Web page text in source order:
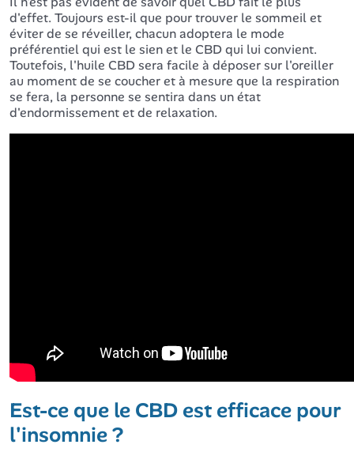
d'effet. Toujours est-il que pour trouver le sommeil et
éviter de se réveiller, chacun adoptera le mode
préférentiel qui est le sien et le CBD qui lui convient.
Toutefois, l'huile CBD sera facile à déposer sur l'oreiller
au moment de se coucher et à mesure que la respiration
se fera, la personne se sentira dans un état
d'endormissement et de relaxation.
Est-ce que le CBD est efficace pour
l'insomnie ?